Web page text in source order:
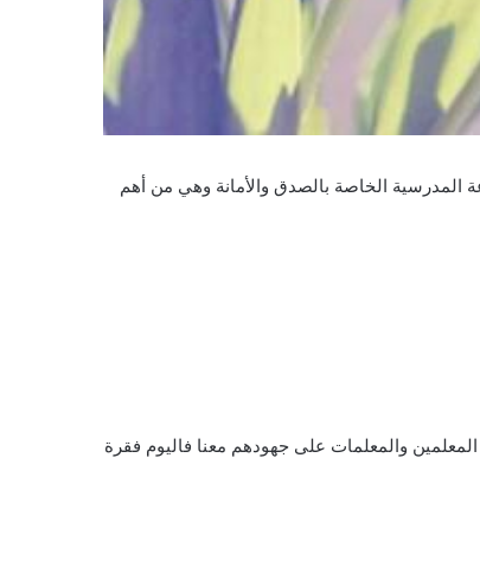
المدرسية الخاصة بالصدق والأمانة وهي من أهم
والمعلمات على جهودهم معنا فاليوم فقرة